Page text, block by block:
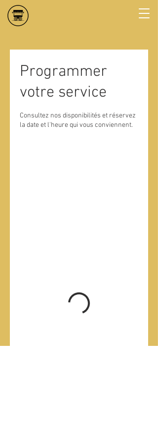
Programmer
votre service
Consultez nos disponibilités et réservez
la date et l'heure qui vous conviennent.